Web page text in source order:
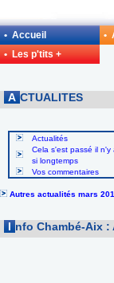
A CTUALITES
Actualités
Cela s'est passé il n'y
si longtemps
Vos commentaires
Autres actualités mars
I nfo Chambé-Aix :
• Accueil •
• Les p'tits +